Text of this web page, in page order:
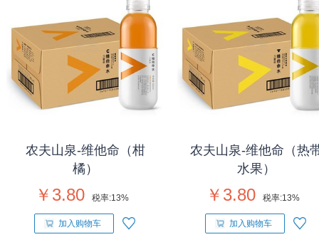
农夫山泉-维他命（柑
橘）
￥3.80 税率:13%
加入购物车
农夫山泉-维他命（热
水果）
￥3.80 税率:13%
加入购物车